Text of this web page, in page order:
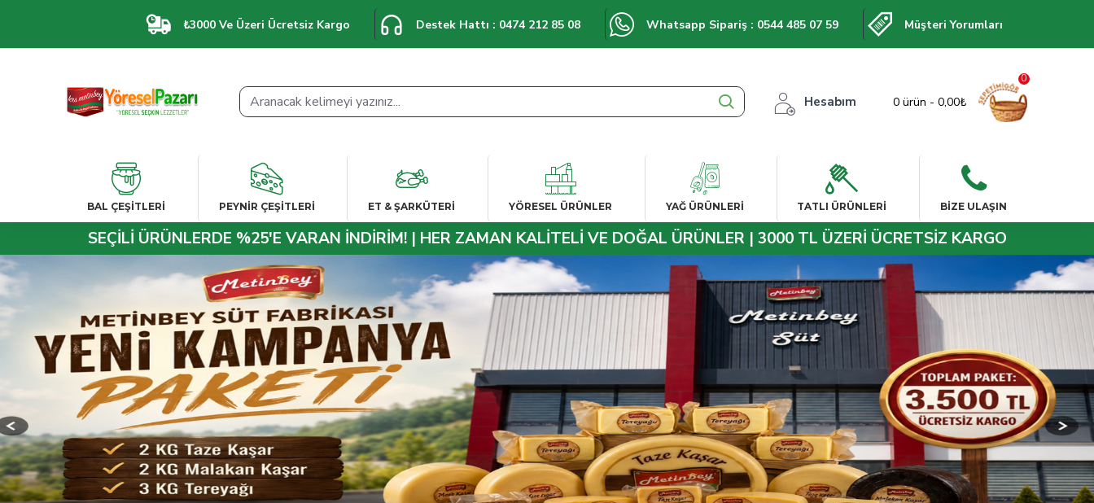
₺3000 Ve Üzeri Ücretsiz Kargo Destek Hattı : 0474 212 85 08 Whatsapp Sipariş : 0544 485 07 59 Müşteri Yorumları
Hesabım 0 ürün - 0,00₺
0

BAL ÇEŞİTLERİ

PEYNIR ÇEŞITLERI

ET & ŞARKÜTERI

YÖRESEL ÜRÜNLER

YAĞ ÜRÜNLERI

TATLI ÜRÜNLERI

BIZE ULAŞIN
SEÇİLİ ÜRÜNLERDE %25'E VARAN İNDİRİM! | HER ZAMAN KALİTELİ VE DOĞAL ÜRÜNLER | 3000 TL ÜZERİ ÜCRETSİZ KARGO